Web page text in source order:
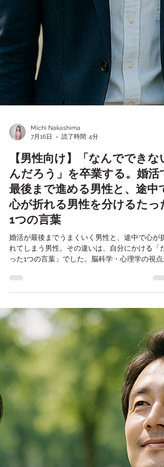
Michi Nakashima
7月16日
読了時間: 4分
心が折れる男性を分けるたっ
1つの言葉
婚活が最後までうまくいく男性と、途中で心が折
れてしまう男性。その違いは、自分にかける「た
った1つの言葉」でした。脳科学・心理学の視点
ら、結果を変えるセルフトークの力をお伝えしま